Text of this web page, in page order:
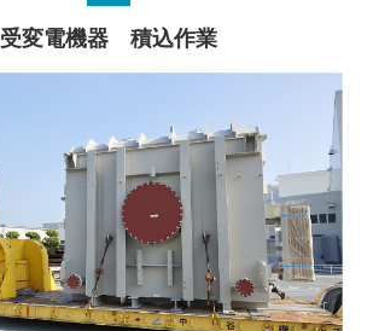
受変電機器 積込作業